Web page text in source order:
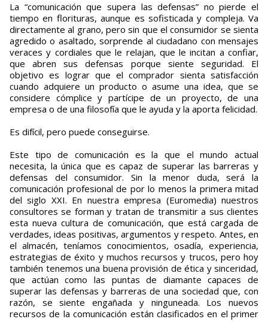
La “comunicación que supera las defensas” no pierde el
tiempo en florituras, aunque es sofisticada y compleja. Va
directamente al grano, pero sin que el consumidor se sienta
agredido o asaltado, sorprende al ciudadano con mensajes
veraces y cordiales que le relajan, que le incitan a confiar,
que abren sus defensas porque siente seguridad. El
objetivo es lograr que el comprador sienta satisfacción
cuando adquiere un producto o asume una idea, que se
considere cómplice y partícipe de un proyecto, de una
empresa o de una filosofía que le ayuda y la aporta felicidad.
Es difícil, pero puede conseguirse.
Este tipo de comunicación es la que el mundo actual
necesita, la única que es capaz de superar las barreras y
defensas del consumidor. Sin la menor duda, será la
comunicación profesional de por lo menos la primera mitad
del siglo XXI. En nuestra empresa (Euromedia) nuestros
consultores se forman y tratan de transmitir a sus clientes
esta nueva cultura de comunicación, que está cargada de
verdades, ideas positivas, argumentos y respeto. Antes, en
el almacén, teníamos conocimientos, osadía, experiencia,
estrategias de éxito y muchos recursos y trucos, pero hoy
también tenemos una buena provisión de ética y sinceridad,
que actúan como las puntas de diamante capaces de
superar las defensas y barreras de una sociedad que, con
razón, se siente engañada y ninguneada. Los nuevos
recursos de la comunicación están clasificados en el primer